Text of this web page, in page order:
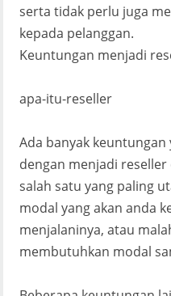
serta tidak perlu juga
kepada pelanggan.
Keuntungan menjadi
apa-itu-reseller
Ada banyak
dengan menjadi
salah satu yang paling
modal yang akan anda
menjalaninya, atau
membutuhkan modal